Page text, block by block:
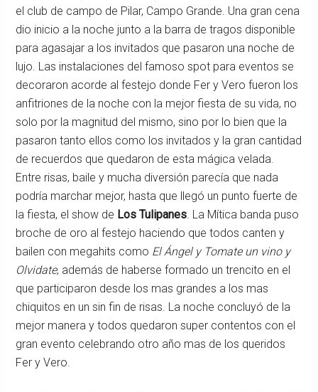
el club de campo de Pilar, Campo Grande. Una gran cena
dio inicio a la noche junto a la barra de tragos disponible
para agasajar a los invitados que pasaron una noche de
lujo. Las instalaciones del famoso spot para eventos se
decoraron acorde al festejo donde Fer y Vero fueron los
anfitriones de la noche con la mejor fiesta de su vida, no
solo por la magnitud del mismo, sino por lo bien que la
pasaron tanto ellos como los invitados y la gran cantidad
de recuerdos que quedaron de esta mágica velada.
Entre risas, baile y mucha diversión parecía que nada
podría marchar mejor, hasta que llegó un punto fuerte de
la fiesta, el show de Los Tulipanes. La Mítica banda puso
broche de oro al festejo haciendo que todos canten y
bailen con megahits como El Ángel y Tomate un vino y
Olvidate, además de haberse formado un trencito en el
que participaron desde los mas grandes a los mas
chiquitos en un sin fin de risas. La noche concluyó de la
mejor manera y todos quedaron super contentos con el
gran evento celebrando otro año mas de los queridos
Fer y Vero.